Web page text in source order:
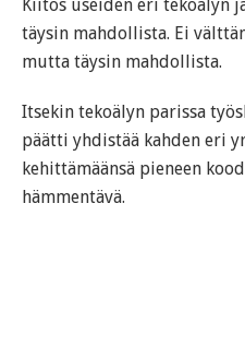
Kiitos useiden eri tekoälyn
täysin mahdollista. Ei
mutta täysin mahdollista.
Itsekin tekoälyn parissa
päätti yhdistää kahden eri
kehittämäänsä pieneen
hämmentävä.